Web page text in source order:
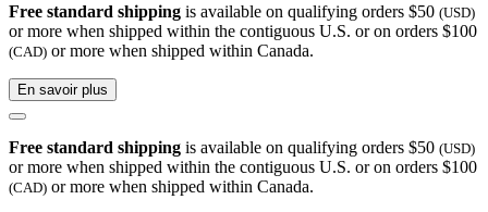
Free standard shipping is available on qualifying orders $50 (USD)
or more when shipped within the contiguous U.S. or on orders $100
(CAD) or more when shipped within Canada.
En savoir plus
Free standard shipping is available on qualifying orders $50 (USD)
or more when shipped within the contiguous U.S. or on orders $100
(CAD) or more when shipped within Canada.